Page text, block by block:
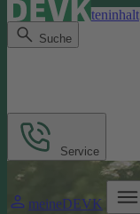
Direkt zum Seiteninhalt
Suche
meineDEVK
Service